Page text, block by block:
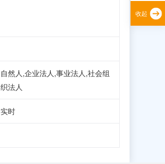
自然人,企业法人,事业法人,社会组
织法人
实时
收起